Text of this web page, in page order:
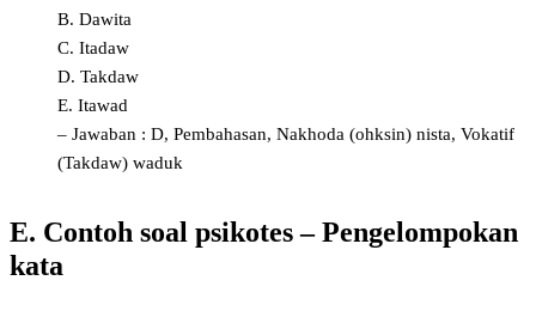
B. Dawita
C. Itadaw
D. Takdaw
E. Itawad
– Jawaban : D, Pembahasan, Nakhoda (ohksin) nista, Vokatif
(Takdaw) waduk
E. Contoh soal psikotes – Pengelompokan
kata